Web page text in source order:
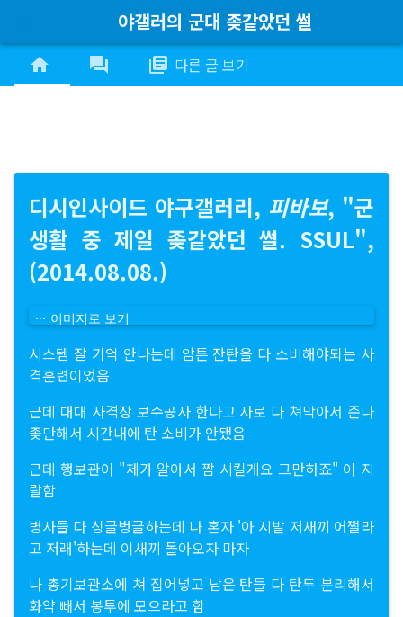
야갤러의 군대 좆같았던 썰
home forum library_books 다른 글 보기
디시인사이드 야구갤러리, 피바보, "군
생활 중 제일 좆같았던 썰. SSUL",
(2014.08.08.)
이미지로 보기
시스템 잘 기억 안나는데 암튼 잔탄을 다 소비해야되는 사
격훈련이었음
근데 대대 사격장 보수공사 한다고 사로 다 쳐막아서 존나
좆만해서 시간내에 탄 소비가 안됐음
근데 행보관이 "제가 알아서 짬 시킬게요 그만하죠" 이 지
랄함
병사들 다 싱글벙글하는데 나 혼자 '아 시발 저새끼 어쩔라
고 저래'하는데 이새끼 돌아오자 마자
나 총기보관소에 쳐 집어넣고 남은 탄들 다 탄두 분리해서
화약 빼서 봉투에 모으라고 함